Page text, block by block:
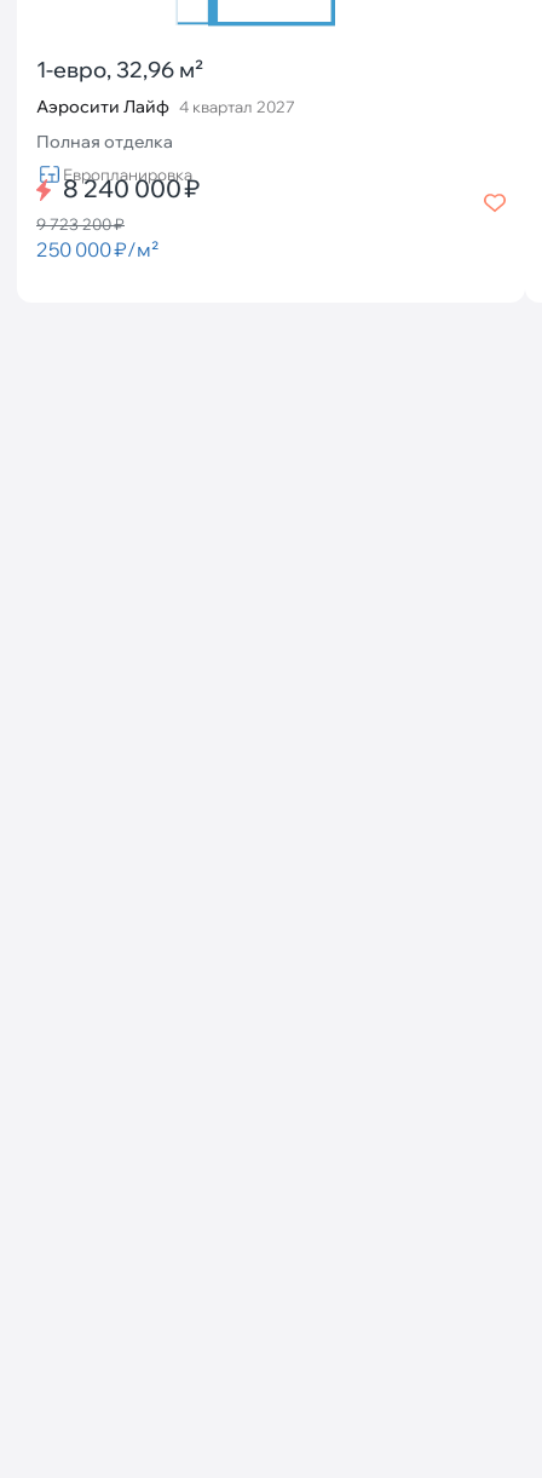
1-евро, 32,96 м²
Аэросити Лайф 4 квартал 2027
Полная отделка
Европланировка
8 240 000 ₽
9 723 200 ₽
250 000 ₽/м²